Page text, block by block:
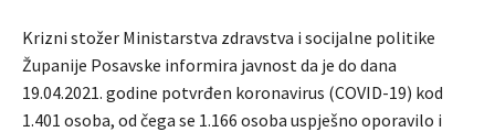
Krizni stožer Ministarstva zdravstva i socijalne politike
Županije Posavske informira javnost da je do dana
19.04.2021. godine potvrđen koronavirus (COVID-19) kod
1.401 osoba, od čega se 1.166 osoba uspješno oporavilo i